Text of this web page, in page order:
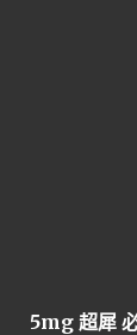
5mg 超犀